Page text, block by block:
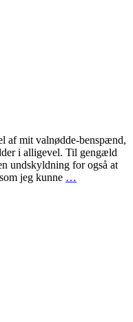
af mit valnødde-benspænd,
i alligevel. Til gengæld
undskyldning for også at
jeg kunne …